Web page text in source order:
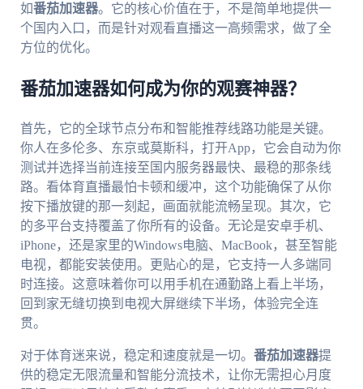
如番茄加速器。它的核心价值在于，不是简单地提供一
个国内入口，而是针对观看直播这一高频需求，做了全
方位的优化。
番茄加速器如何成为你的观赛神器？
首先，它的全球节点分布和智能推荐线路功能是关键。
你人在多伦多、东京或莫斯科，打开App，它会自动为你
测试并选择当前连接至国内服务器最快、最稳的那条线
路。看体育直播最怕卡顿和缓冲，这个功能确保了从你
按下播放键的那一刻起，画面就能流畅呈现。其次，它
的多平台支持覆盖了你所有的设备。无论是安卓手机、
iPhone，还是家里的Windows电脑、MacBook，甚至智能
电视，都能安装使用。更贴心的是，它支持一人多端同
时连接。这意味着你可以用手机在通勤路上看上半场，
回到家无缝切换到电视大屏继续下半场，体验完全连
贯。
对于体育迷来说，稳定和速度就是一切。 番茄加速器提
供的稳定无限流量和智能分流技术，让你无需担心月度